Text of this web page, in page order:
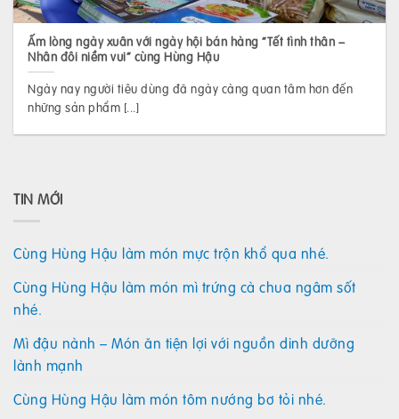
TIN MỚI
Cùng Hùng Hậu làm món mực trộn khổ qua nhé.
Cùng Hùng Hậu làm món mì trứng cà chua ngâm sốt
nhé.
Mì đậu nành – Món ăn tiện lợi với nguồn dinh dưỡng
lành mạnh
Cùng Hùng Hậu làm món tôm nướng bơ tỏi nhé.
Ấm lòng ngày xuân với ngày hội bán hàng “Tết tình thân –
Nhân đôi niềm vui” cùng Hùng Hậu
Ngày nay người tiêu dùng đã ngày càng quan tâm hơn đến
những sản phẩm [...]